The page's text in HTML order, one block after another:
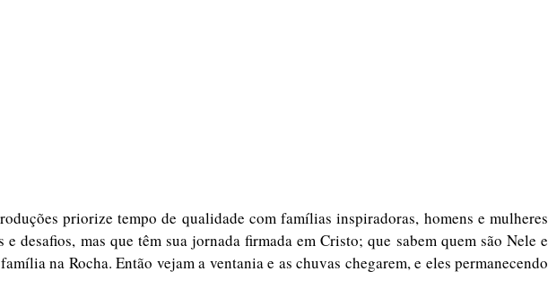
priorize tempo de qualidade com famílias inspiradoras, homens e mulheres
e desafios, mas que têm sua jornada firmada em Cristo; que sabem quem são Nele e
na Rocha. Então vejam a ventania e as chuvas chegarem, e eles permanecendo